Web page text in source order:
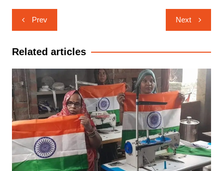
Post
navigation
Prev Next
Related articles